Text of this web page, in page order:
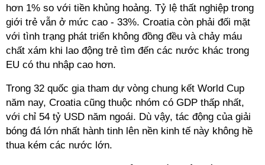
hơn 1% so với tiền khủng hoảng. Tỷ lệ thất nghiệp trong
giới trẻ vẫn ở mức cao - 33%. Croatia còn phải đối mặt
với tình trạng phát triển không đồng đều và chảy máu
chất xám khi lao động trẻ tìm đến các nước khác trong
EU có thu nhập cao hơn.
Trong 32 quốc gia tham dự vòng chung kết World Cup
năm nay, Croatia cũng thuộc nhóm có GDP thấp nhất,
với chỉ 54 tỷ USD năm ngoái. Dù vậy, tác động của giải
bóng đá lớn nhất hành tinh lên nền kinh tế này không hề
thua kém các nước lớn.